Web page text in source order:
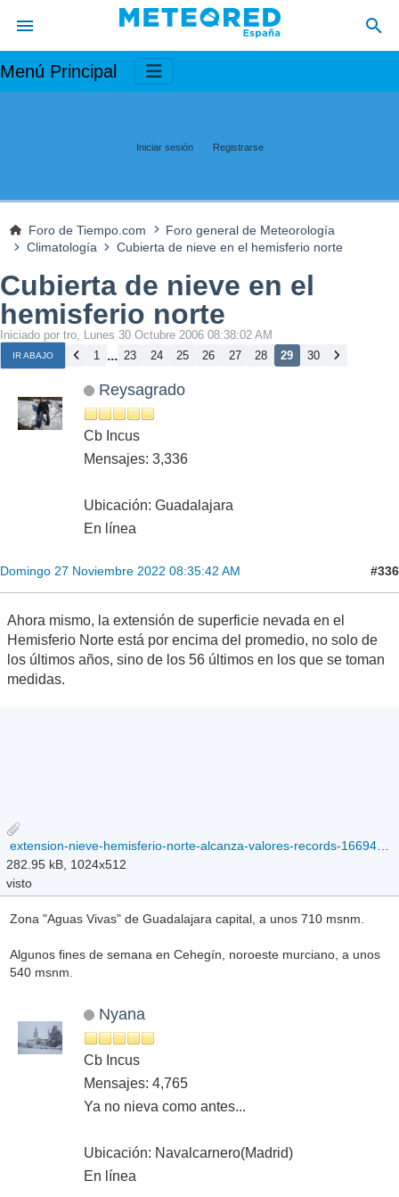
Menú Principal
Iniciar sesión Registrarse
Foro de Tiempo.com
Foro general de Meteorología
Climatología
Cubierta de nieve en el hemisferio norte
Cubierta de nieve en el
hemisferio norte
Iniciado por tro, Lunes 30 Octubre 2006 08:38:02 AM
IR ABAJO 1 ... 23 24 25 26 27 28 29 30
Reysagrado
Cb Incus
Mensajes: 3,336
Ubicación: Guadalajara
En línea
Domingo 27 Noviembre 2022 08:35:42 AM #336
Ahora mismo, la extensión de superficie nevada en el
Hemisferio Norte está por encima del promedio, no solo de
los últimos años, sino de los 56 últimos en los que se toman
medidas.
282.95 kB, 1024x512
visto
Zona "Aguas Vivas" de Guadalajara capital, a unos 710 msnm.
Algunos fines de semana en Cehegín, noroeste murciano, a unos
540 msnm.
Nyana
Cb Incus
Mensajes: 4,765
Ya no nieva como antes...
Ubicación: Navalcarnero(Madrid)
En línea